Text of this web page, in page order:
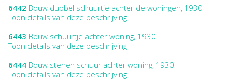
6442 Bouw dubbel schuurtje achter de woningen, 1930
Toon details van deze beschrijving
6443 Bouw schuurtje achter woning, 1930
Toon details van deze beschrijving
6444 Bouw stenen schuur achter woning, 1930
Toon details van deze beschrijving